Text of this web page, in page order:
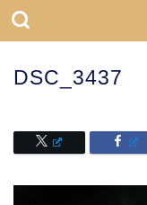
DSC_3437